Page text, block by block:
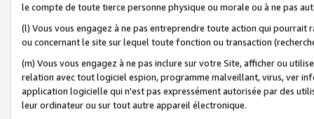
le compte de toute tierce personne physique ou morale ou à ne pas
(l) Vous vous engagez à ne pas entreprendre toute action qui
ou concernant le site sur lequel toute fonction ou transaction
(m) Vous vous engagez à ne pas inclure sur votre Site, afficher ou
relation avec tout logiciel espion, programme malveillant, virus, ver
application logicielle qui n'est pas expressément autorisée par des
leur ordinateur ou sur tout autre appareil électronique.